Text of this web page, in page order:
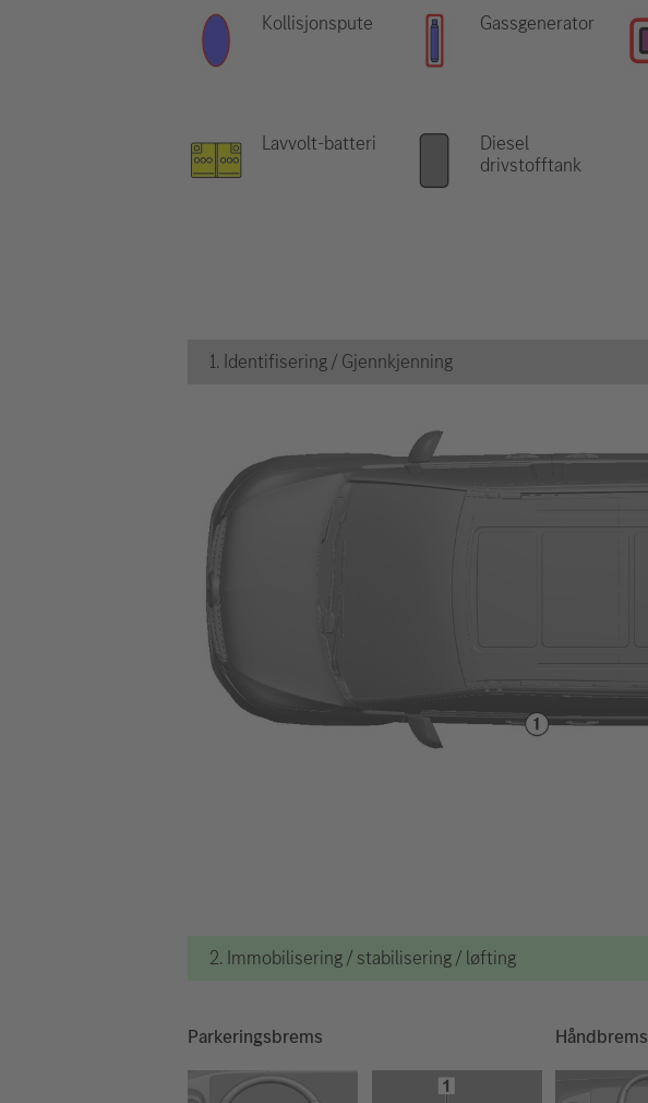
Kollisjonspute Gassgenerator
Lavvolt-batteri
Diesel
drivstofftank
1. Identifisering / Gjennkjenning
2. Immobilisering / stabilisering / løfting
Parkeringsbrems Håndbrems